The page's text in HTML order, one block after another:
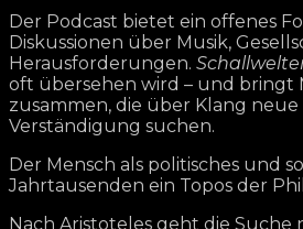
Der Podcast bietet ein offenes
Diskussionen über Musik,
Herausforderungen.
oft übersehen wird – und bringt
zusammen, die über Klang
Verständigung suchen.
Der Mensch als politisches und
Jahrtausenden ein Topos der
Nach Aristoteles geht die Suche